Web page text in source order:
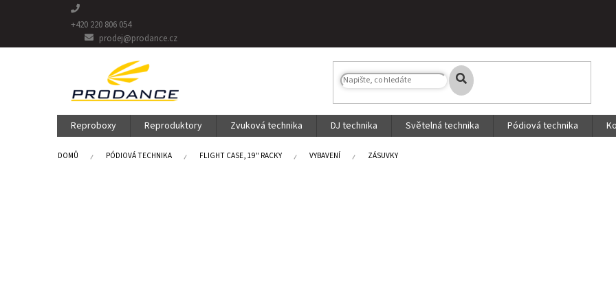
+420 220 806 054
prodej@prodance.cz
Reproboxy Reproduktory Zvuková technika DJ technika Světelná technika Pódiová technika
DOMŮ PÓDIOVÁ TECHNIKA FLIGHT CASE, 19" RACKY VYBAVENÍ ZÁSUVKY